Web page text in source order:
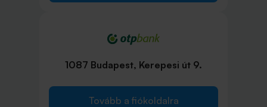
1087 Budapest, Kerepesi út 9.
Tovább a fiókoldalra